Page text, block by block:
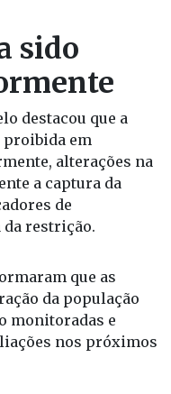
sido
destacou que a
proibida em
alterações na
a captura da
de
da restrição.
que as
da população
monitoradas e
nos próximos